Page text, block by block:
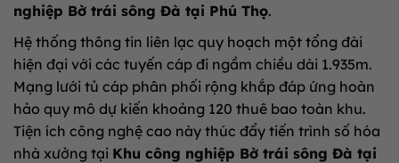
nghiệp Bờ trái sông Đà tại Phú Thọ.
Hệ thống thông tin liên lạc quy hoạch một tổng đài
hiện đại với các tuyến cáp đi ngầm chiều dài 1.935m.
Mạng lưới tủ cáp phân phối rộng khắp đáp ứng hoàn
hảo quy mô dự kiến khoảng 120 thuê bao toàn khu.
Tiện ích công nghệ cao này thúc đẩy tiến trình số hóa
nhà xưởng tại Khu công nghiệp Bờ trái sông Đà tại